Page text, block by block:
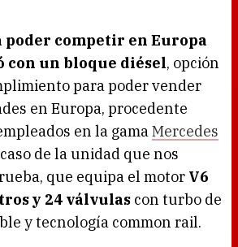
poder competir en Europa
con un bloque diésel, opción
para poder vender
en Europa, procedente
en la gamaMercedes
de la unidad que nos
que equipa el motor V6
y 24 válvulas con turbo de
y tecnología common rail.